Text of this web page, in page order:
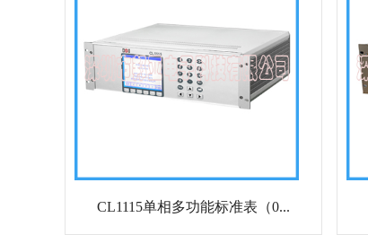
CL1115单相多功能标准表（0...